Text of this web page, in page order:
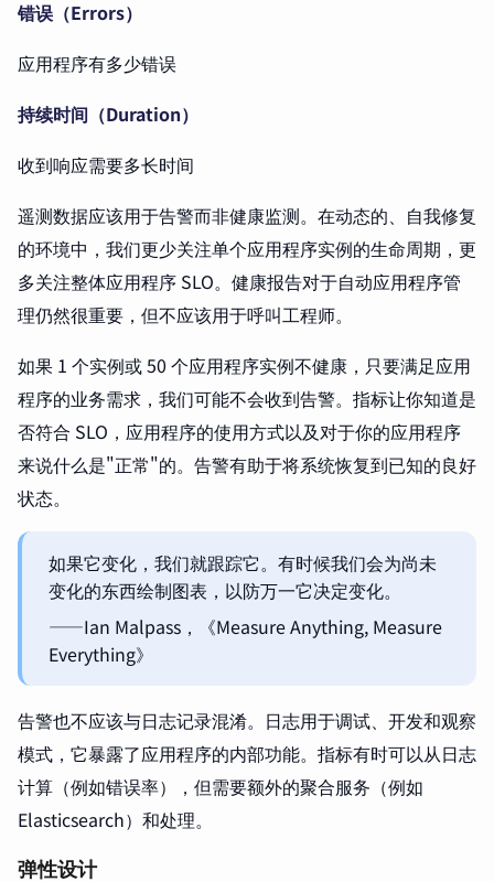
错误（Errors）
应用程序有多少错误
持续时间（Duration）
收到响应需要多长时间
遥测数据应该用于告警而非健康监测。在动态的、自我修复
的环境中，我们更少关注单个应用程序实例的生命周期，更
多关注整体应用程序 SLO。健康报告对于自动应用程序管
理仍然很重要，但不应该用于呼叫工程师。
如果 1 个实例或 50 个应用程序实例不健康，只要满足应用
程序的业务需求，我们可能不会收到告警。指标让你知道是
否符合 SLO，应用程序的使用方式以及对于你的应用程序
来说什么是"正常"的。告警有助于将系统恢复到已知的良好
状态。
如果它变化，我们就跟踪它。有时候我们会为尚未
变化的东西绘制图表，以防万一它决定变化。
——Ian Malpass，《Measure Anything, Measure
Everything》
告警也不应该与日志记录混淆。日志用于调试、开发和观察
模式，它暴露了应用程序的内部功能。指标有时可以从日志
计算（例如错误率），但需要额外的聚合服务（例如
Elasticsearch）和处理。
弹性设计